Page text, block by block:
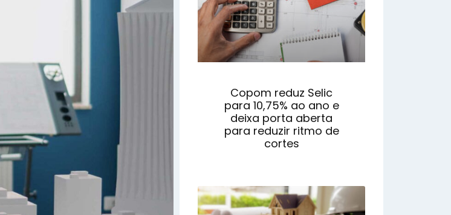
Copom reduz Selic
para 10,75% ao ano e
deixa porta aberta
para reduzir ritmo de
cortes